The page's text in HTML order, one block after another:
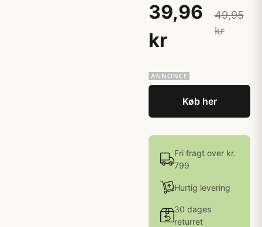
39,96
kr
49,95
kr
Køb her
Fri fragt over kr.
799
Hurtig levering
30 dages
returret